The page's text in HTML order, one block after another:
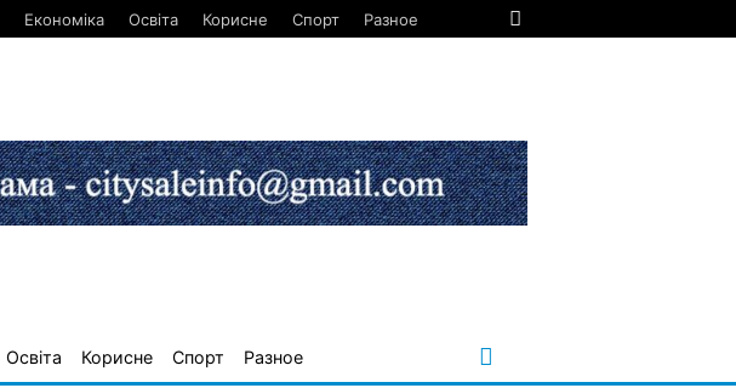
Економіка Освіта Корисне Спорт Разное
Освіта Корисне Спорт Разное